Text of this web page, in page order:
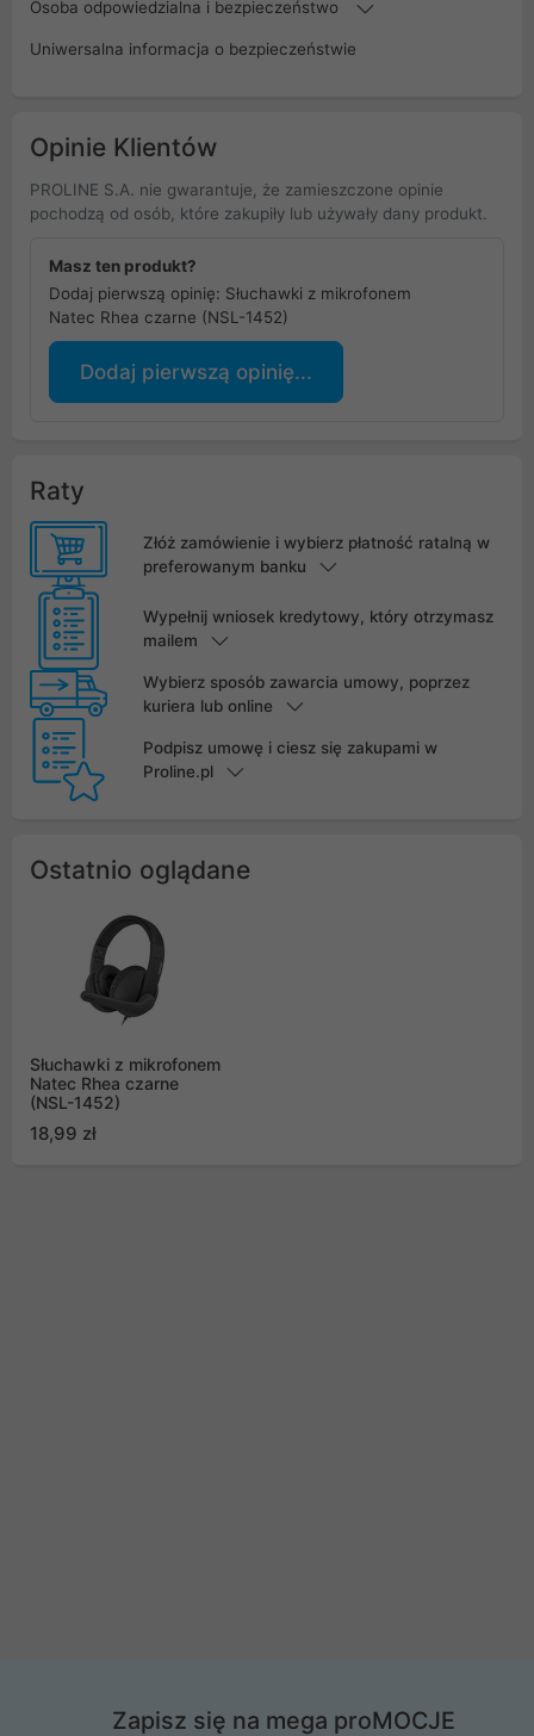
Osoba odpowiedzialna i bezpieczeństwo
Uniwersalna informacja o bezpieczeństwie
Opinie Klientów
PROLINE S.A. nie gwarantuje, że zamieszczone opinie
pochodzą od osób, które zakupiły lub używały dany produkt.
Masz ten produkt?
Dodaj pierwszą opinię: Słuchawki z mikrofonem
Natec Rhea czarne (NSL-1452)
Dodaj pierwszą opinię...
Raty
Złóż zamówienie i wybierz płatność ratalną w
preferowanym banku
Wypełnij wniosek kredytowy, który otrzymasz
mailem
Wybierz sposób zawarcia umowy, poprzez
kuriera lub online
Podpisz umowę i ciesz się zakupami w
Proline.pl
Ostatnio oglądane
Słuchawki z mikrofonem
Natec Rhea czarne
(NSL-1452)
18,99 zł
Zapisz się na mega proMOCJE